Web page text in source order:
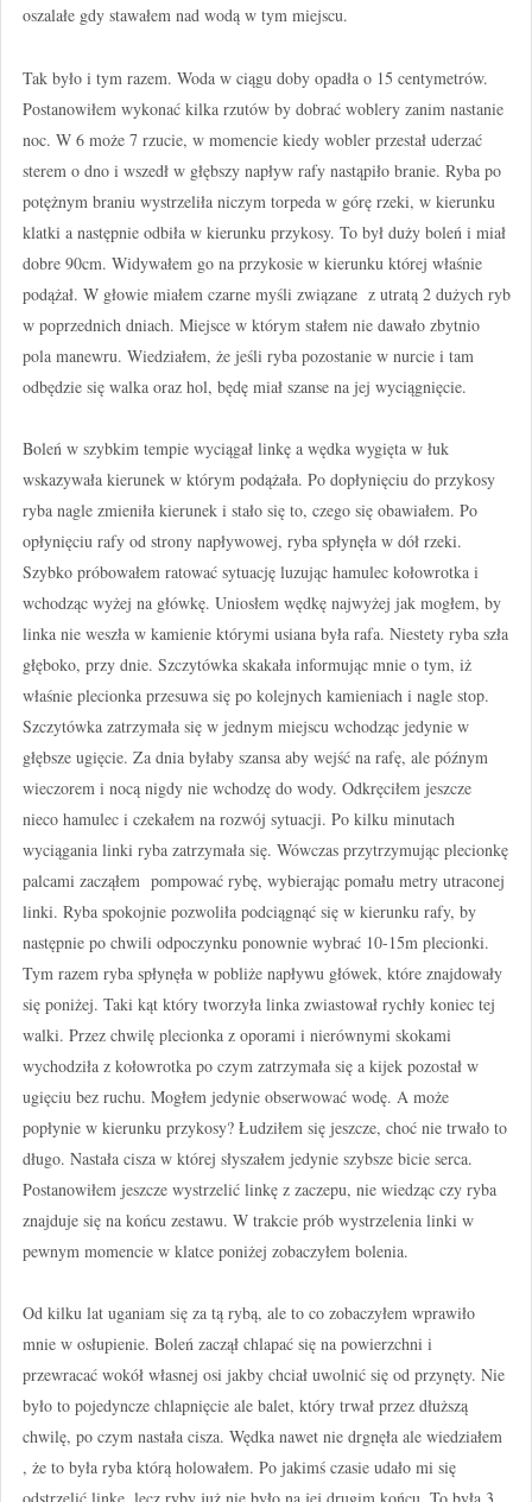
oszalałe gdy stawałem nad wodą w tym miejscu.
Tak było i tym razem. Woda w ciągu doby opadła o 15 centymetrów.
Postanowiłem wykonać kilka rzutów by dobrać woblery zanim nastanie
noc. W 6 może 7 rzucie, w momencie kiedy wobler przestał uderzać
sterem o dno i wszedł w głębszy napływ rafy nastąpiło branie. Ryba po
potężnym braniu wystrzeliła niczym torpeda w górę rzeki, w kierunku
klatki a następnie odbiła w kierunku przykosy. To był duży boleń i miał
dobre 90cm. Widywałem go na przykosie w kierunku której właśnie
podążał. W głowie miałem czarne myśli związane z utratą 2 dużych ryb
w poprzednich dniach. Miejsce w którym stałem nie dawało zbytnio
pola manewru. Wiedziałem, że jeśli ryba pozostanie w nurcie i tam
odbędzie się walka oraz hol, będę miał szanse na jej wyciągnięcie.
Boleń w szybkim tempie wyciągał linkę a wędka wygięta w łuk
wskazywała kierunek w którym podążała. Po dopłynięciu do przykosy
ryba nagle zmieniła kierunek i stało się to, czego się obawiałem. Po
opłynięciu rafy od strony napływowej, ryba spłynęła w dół rzeki.
Szybko próbowałem ratować sytuację luzując hamulec kołowrotka i
wchodząc wyżej na główkę. Uniosłem wędkę najwyżej jak mogłem, by
linka nie weszła w kamienie którymi usiana była rafa. Niestety ryba szła
głęboko, przy dnie. Szczytówka skakała informując mnie o tym, iż
właśnie plecionka przesuwa się po kolejnych kamieniach i nagle stop.
Szczytówka zatrzymała się w jednym miejscu wchodząc jedynie w
głębsze ugięcie. Za dnia byłaby szansa aby wejść na rafę, ale późnym
wieczorem i nocą nigdy nie wchodzę do wody. Odkręciłem jeszcze
nieco hamulec i czekałem na rozwój sytuacji. Po kilku minutach
wyciągania linki ryba zatrzymała się. Wówczas przytrzymując plecionkę
palcami zacząłem pompować rybę, wybierając pomału metry utraconej
linki. Ryba spokojnie pozwoliła podciągnąć się w kierunku rafy, by
następnie po chwili odpoczynku ponownie wybrać 10-15m plecionki.
Tym razem ryba spłynęła w pobliże napływu główek, które znajdowały
się poniżej. Taki kąt który tworzyła linka zwiastował rychły koniec tej
walki. Przez chwilę plecionka z oporami i nierównymi skokami
wychodziła z kołowrotka po czym zatrzymała się a kijek pozostał w
ugięciu bez ruchu. Mogłem jedynie obserwować wodę. A może
popłynie w kierunku przykosy? Łudziłem się jeszcze, choć nie trwało to
długo. Nastała cisza w której słyszałem jedynie szybsze bicie serca.
Postanowiłem jeszcze wystrzelić linkę z zaczepu, nie wiedząc czy ryba
znajduje się na końcu zestawu. W trakcie prób wystrzelenia linki w
pewnym momencie w klatce poniżej zobaczyłem bolenia.
Od kilku lat uganiam się za tą rybą, ale to co zobaczyłem wprawiło
mnie w osłupienie. Boleń zaczął chlapać się na powierzchni i
przewracać wokół własnej osi jakby chciał uwolnić się od przynęty. Nie
było to pojedyncze chlapnięcie ale balet, który trwał przez dłuższą
chwilę, po czym nastała cisza. Wędka nawet nie drgnęła ale wiedziałem
, że to była ryba którą holowałem. Po jakimś czasie udało mi się